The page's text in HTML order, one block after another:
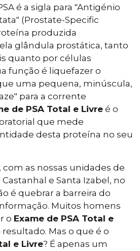
é a sigla para "Antigénio
(Prostate-Specific
produzida
glândula prostática, tanto
quanto por células
função é liquefazer o
uma pequena, minúscula,
para a corrente
de PSA Total e Livre é o
que mede
desta proteína no seu
com as nossas unidades de
e Santa Izabel, no
é quebrar a barreira do
Muitos homens
o Exame de PSA Total e
Mas o que é o
e Livre? É apenas um